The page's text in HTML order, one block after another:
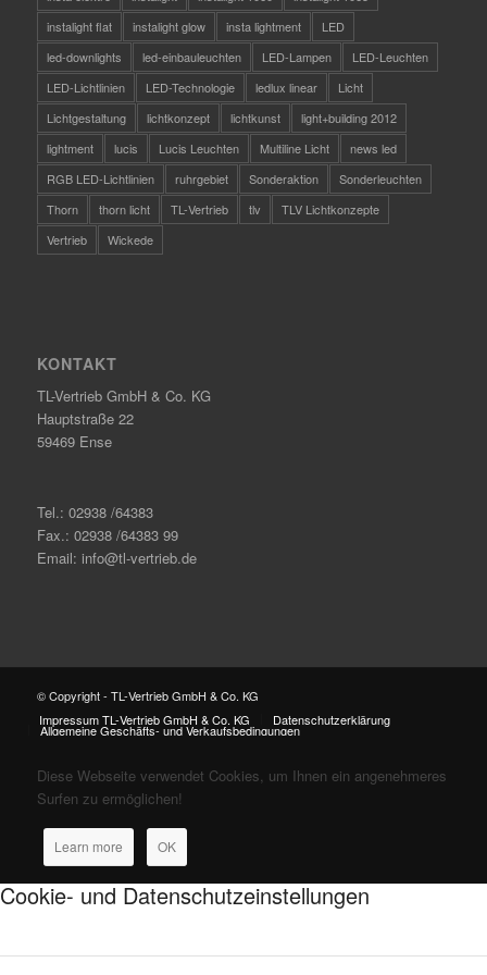
instalight flat
instalight glow insta lightment
LED
led-downlights
led-einbauleuchten LED-Lampen
LED-Leuchten
LED-Lichtlinien
LED-Technologie ledlux linear
Licht
Lichtgestaltung
lichtkonzept lichtkunst
light+building 2012
lightment
lucis Lucis Leuchten Multiline Licht
news led
RGB LED-Lichtlinien
ruhrgebiet Sonderaktion
Sonderleuchten
Thorn
thorn licht TL-Vertrieb tlv
TLV Lichtkonzepte
Vertrieb
Wickede
KONTAKT
TL-Vertrieb GmbH & Co. KG
Hauptstraße 22
59469 Ense
Tel.: 02938 /64383
Fax.: 02938 /64383 99
Email: info@tl-vertrieb.de
© Copyright - TL-Vertrieb GmbH & Co. KG
Impressum TL-Vertrieb GmbH & Co. KG
Datenschutzerklärung
Allgemeine Geschäfts- und Verkaufsbedingungen
Diese Webseite verwendet Cookies, um Ihnen ein angenehmeres
Surfen zu ermöglichen!
Learn more OK
Cookie- und Datenschutzeinstellungen